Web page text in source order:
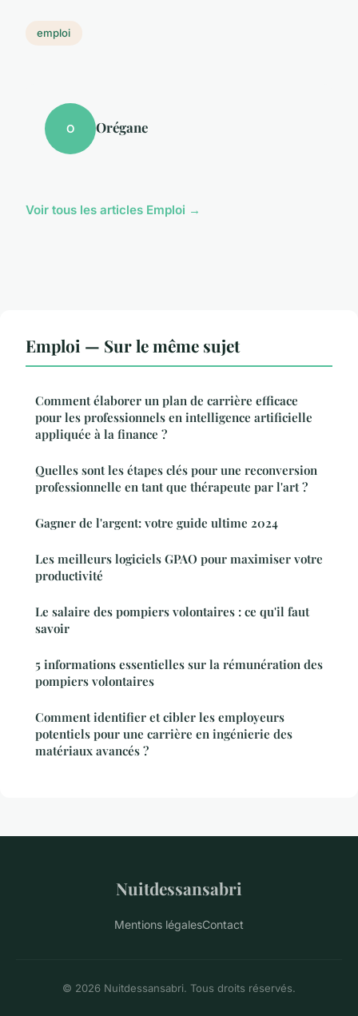
emploi
O Orégane
Voir tous les articles Emploi →
Emploi — Sur le même sujet
Comment élaborer un plan de carrière efficace
pour les professionnels en intelligence artificielle
appliquée à la finance ?
Quelles sont les étapes clés pour une reconversion
professionnelle en tant que thérapeute par l'art ?
Gagner de l'argent: votre guide ultime 2024
Les meilleurs logiciels GPAO pour maximiser votre
productivité
Le salaire des pompiers volontaires : ce qu'il faut
savoir
5 informations essentielles sur la rémunération des
pompiers volontaires
Comment identifier et cibler les employeurs
potentiels pour une carrière en ingénierie des
matériaux avancés ?
Nuitdessansabri
Mentions légalesContact
© 2026 Nuitdessansabri. Tous droits réservés.